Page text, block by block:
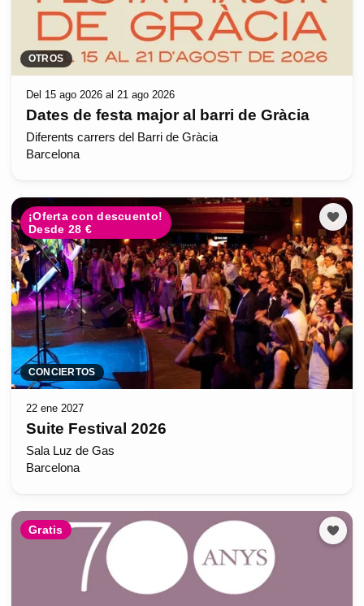
OTROS
Del 15 ago 2026 al 21 ago 2026
Dates de festa major al barri de Gràcia
Diferents carrers del Barri de Gràcia
Barcelona
¡Oferta con descuento!
Desde 28 €
CONCIERTOS
22 ene 2027
Suite Festival 2026
Sala Luz de Gas
Barcelona
Gratis